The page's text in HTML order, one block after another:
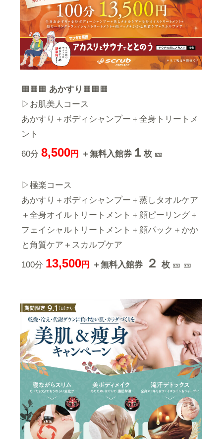
🟧🟧🟧 あかすり 🟧🟧🟧
▷お肌美人コース
あかすり＋ボディシャンプー＋全身トリートメ
ント
60分8,500円 ＋無料入館券 １枚 🎫
▷極楽コース
あかすり＋ボディシャンプー＋蒸しタオルケア
＋全身オイルトリートメント＋顔ピーリング＋
フェイシャルトリートメント＋顔パック＋かか
と角質ケア＋スカルプケア
100分 13,500円 ＋無料入館券 ２枚 🎫 🎫